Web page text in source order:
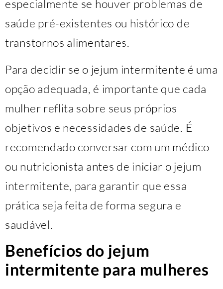
especialmente se houver problemas de
saúde pré-existentes ou histórico de
transtornos alimentares.
Para decidir se o jejum intermitente é uma
opção adequada, é importante que cada
mulher reflita sobre seus próprios
objetivos e necessidades de saúde. É
recomendado conversar com um médico
ou nutricionista antes de iniciar o jejum
intermitente, para garantir que essa
prática seja feita de forma segura e
saudável.
Benefícios do jejum
intermitente para mulheres